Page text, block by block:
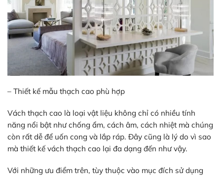
– Thiết kế mẫu thạch cao phù hợp
Vách thạch cao là loại vật liệu không chỉ có nhiều tính
năng nổi bật như chống ẩm, cách âm, cách nhiệt mà chúng
còn rất dễ để uốn cong và lắp ráp. Đây cũng là lý do vì sao
mà thiết kế vách thạch cao lại đa dạng đến như vậy.
Với những ưu điểm trên, tùy thuộc vào mục đích sử dụng